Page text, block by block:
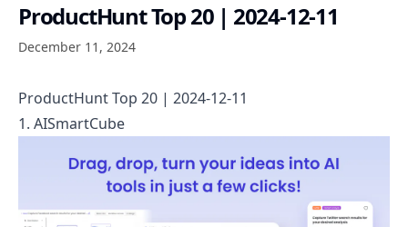
ProductHunt Top 20 | 2024-12-11
December 11, 2024
ProductHunt Top 20 | 2024-12-11
1. AISmartCube